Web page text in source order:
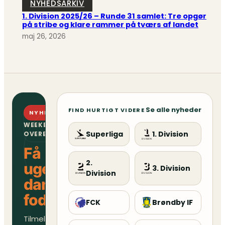
NYHEDSARKIV
1. Division 2025/26 – Runde 31 samlet: Tre opgør
på stribe og klare rammer på tværs af landet
maj 26, 2026
NYHEDSBREV
WEEKENDENS
OVERBLIK
Få
ugens
danske
fodboldoverblik
Tilmeld
FIND HURTIGT VIDERE Se alle nyheder
Superliga 1. Division
2.
Division
3. Division
FCK Brøndby IF